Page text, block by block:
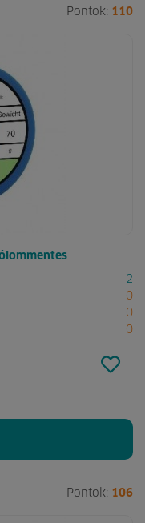
Pontok: 110
2
0
0
0
Pontok: 106